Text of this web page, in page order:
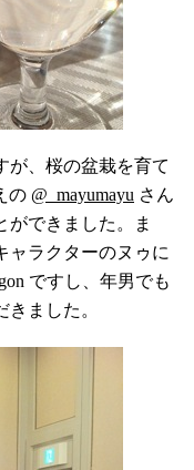
が、桜の盆栽を育て
の @_mayumayu さん
ができました。ま
ャラクターのヌゥに
ですし、年男でも
ました。